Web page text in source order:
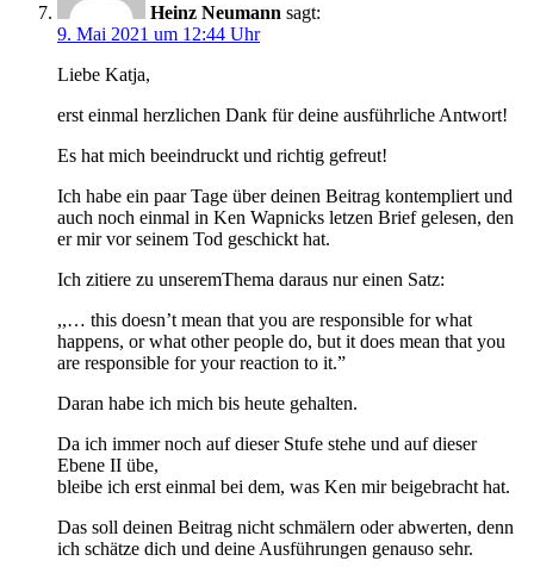
Heinz Neumann sagt:
9. Mai 2021 um 12:44 Uhr
Liebe Katja,
erst einmal herzlichen Dank für deine ausführliche Antwort!
Es hat mich beeindruckt und richtig gefreut!
Ich habe ein paar Tage über deinen Beitrag kontempliert und
auch noch einmal in Ken Wapnicks letzen Brief gelesen, den
er mir vor seinem Tod geschickt hat.
Ich zitiere zu unseremThema daraus nur einen Satz:
,,… this doesn’t mean that you are responsible for what
happens, or what other people do, but it does mean that you
are responsible for your reaction to it.”
Daran habe ich mich bis heute gehalten.
Da ich immer noch auf dieser Stufe stehe und auf dieser
Ebene II übe,
bleibe ich erst einmal bei dem, was Ken mir beigebracht hat.
Das soll deinen Beitrag nicht schmälern oder abwerten, denn
ich schätze dich und deine Ausführungen genauso sehr.